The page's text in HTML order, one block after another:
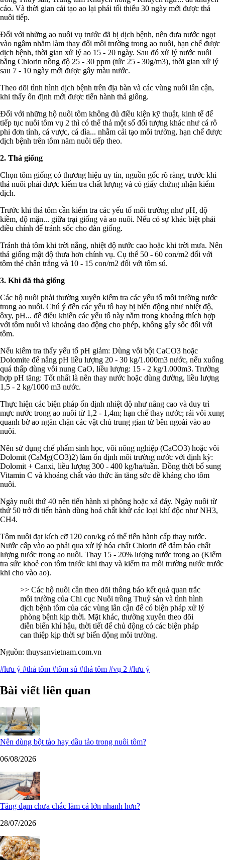
cáo. Và thời gian cải tạo ao lại phải tối thiểu 30 ngày mới được thả
nuôi tiếp.
Đối với những ao nuôi vụ trước đã bị dịch bệnh, nên đưa nước ngọt
vào ngâm nhằm làm thay đổi môi trường trong ao nuôi, hạn chế được
dịch bệnh, thời gian xử lý ao 15 - 20 ngày. Sau đó xử lý nước nuôi
bằng Chlorin nồng độ 25 - 30 ppm (tức 25 - 30g/m3), thời gian xử lý
sau 7 - 10 ngày mới được gây màu nước.
Theo dõi tình hình dịch bệnh trên địa bàn và các vùng nuôi lân cận,
khi thấy ổn định mới được tiến hành thả giống.
Đối với những hộ nuôi tôm không đủ điều kiện kỹ thuật, kinh tế để
tiếp tục nuôi tôm vụ 2 thì có thể thả một số đối tượng khác như cá rô
phi đơn tính, cá vược, cá dìa... nhằm cải tạo môi trường, hạn chế được
dịch bệnh trên tôm năm nuôi tiếp theo.
2. Thả giống
Chọn tôm giống có thương hiệu uy tín, nguồn gốc rõ ràng, trước khi
thả nuôi phải được kiểm tra chất lượng và có giấy chứng nhận kiểm
dịch.
Trước khi thả tôm cần kiểm tra các yếu tố môi trường như pH, độ
kiềm, độ mặn... giữa trại giống và ao nuôi. Nếu có sự khác biệt phải
điều chỉnh để tránh sốc cho đàn giống.
Tránh thả tôm khi trời nắng, nhiệt độ nước cao hoặc khi trời mưa. Nên
thả giống mật độ thưa hơn chính vụ. Cụ thể 50 - 60 con/m2 đối với
tôm thẻ chân trắng và 10 - 15 con/m2 đối với tôm sú.
3. Khi đã thả giống
Các hộ nuôi phải thường xuyên kiểm tra các yếu tố môi trường nước
trong ao nuôi. Chú ý đến các yếu tố hay bị biến động như nhiệt độ,
ôxy, pH... để điều khiển các yếu tố này nằm trong khoảng thích hợp
với tôm nuôi và khoảng dao động cho phép, không gây sốc đối với
tôm.
Nếu kiểm tra thấy yếu tố pH giảm: Dùng vôi bột CaCO3 hoặc
Dolomite để nâng pH liều lượng 20 - 30 kg/1.000m3 nước, nếu xuống
quá thấp dùng vôi nung CaO, liều lượng: 15 - 2 kg/1.000m3. Trường
hợp pH tăng: Tốt nhất là nên thay nước hoặc dùng đường, liều lượng
1,5 - 2 kg/1000 m3 nước.
Thực hiện các biện pháp ổn định nhiệt độ như nâng cao và duy trì
mực nước trong ao nuôi từ 1,2 - 1,4m; hạn chế thay nước; rải vôi xung
quanh bờ ao ngăn chặn các vật chủ trung gian từ bên ngoài vào ao
nuôi.
Nên sử dụng chế phẩm sinh học, vôi nông nghiệp (CaCO3) hoặc vôi
Dolomit (CaMg(CO3)2) làm ổn định môi trường nước với định kỳ:
Dolomit + Canxi, liều lượng 300 - 400 kg/ha/tuần. Đồng thời bổ sung
Vitamin C và khoáng chất vào thức ăn tăng sức đề kháng cho tôm
nuôi.
Ngày nuôi thứ 40 nên tiến hành xi phông hoặc xả đáy. Ngày nuôi từ
thứ 50 trở đi tiến hành dùng hoá chất khử các loại khí độc như NH3,
CH4.
Tôm nuôi đạt kích cỡ 120 con/kg có thể tiến hành cấp thay nước.
Nước cấp vào ao phải qua xử lý hóa chất Chlorin để đảm bảo chất
lượng nước trong ao nuôi. Thay 15 - 20% lượng nước trong ao (Kiểm
tra sức khoẻ con tôm trước khi thay và kiểm tra môi trường nước trước
khi cho vào ao).
>> Các hộ nuôi cần theo dõi thông báo kết quả quan trắc
môi trường của Chi cục Nuôi trồng Thuỷ sản và tình hình
dịch bệnh tôm của các vùng lân cận để có biện pháp xử lý
phòng bệnh kịp thời. Mặt khác, thường xuyên theo dõi
diễn biến khí hậu, thời tiết để chủ động có các biện pháp
can thiệp kịp thời sự biến động môi trường.
Nguồn: thuysanvietnam.com.vn
#lưu ý #thả tôm #tôm sú #thả tôm #vụ 2 #lưu ý
Bài viết liên quan
Nên dùng bột tảo hay dầu tảo trong nuôi tôm?
06/08/2026
Tăng đạm chưa chắc làm cá lớn nhanh hơn?
28/07/2026